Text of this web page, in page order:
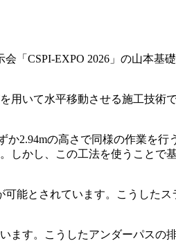
CSPI-EXPO 2026」の山本基
いて水平移動させる施工技術
2.94mの高さで同様の作業を
かし、この工法を使うことで
能とされています。こうした
す。こうしたアンダーパスの